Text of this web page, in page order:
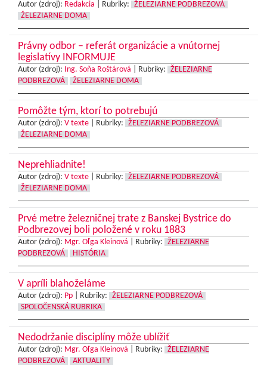
Autor (zdroj): Redakcia Rubriky:
ŽELEZIARNE PODBREZOVÁ
ŽELEZIARNE DOMA
Právny odbor – referát organizácie a vnútornej
legislatívy INFORMUJE
Autor (zdroj): Ing. Soňa Roštárová Rubriky:
ŽELEZIARNE
PODBREZOVÁ
ŽELEZIARNE DOMA
Pomôžte tým, ktorí to potrebujú
Autor (zdroj): V texte Rubriky:
ŽELEZIARNE PODBREZOVÁ
ŽELEZIARNE DOMA
Neprehliadnite!
Autor (zdroj): V texte Rubriky:
ŽELEZIARNE PODBREZOVÁ
ŽELEZIARNE DOMA
Prvé metre železničnej trate z Banskej Bystrice do
Podbrezovej boli položené v roku 1883
Autor (zdroj): Mgr. Oľga Kleinová Rubriky:
ŽELEZIARNE
PODBREZOVÁ
HISTÓRIA
V apríli blahoželáme
Autor (zdroj): Pp Rubriky:
ŽELEZIARNE PODBREZOVÁ
SPOLOČENSKÁ RUBRIKA
Nedodržanie disciplíny môže ublížiť
Autor (zdroj): Mgr. Oľga Kleinová Rubriky:
ŽELEZIARNE
PODBREZOVÁ
AKTUALITY